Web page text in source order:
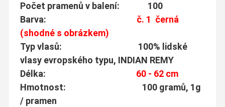
Počet pramenů v balení: 100
Barva: č. 1 černá
(shodné s obrázkem)
Typ vlasů: 100% lidské
vlasy evropského typu, INDIAN REMY
Délka:
60 - 62 cm
Hmotnost: 100 gramů, 1g
/ pramen